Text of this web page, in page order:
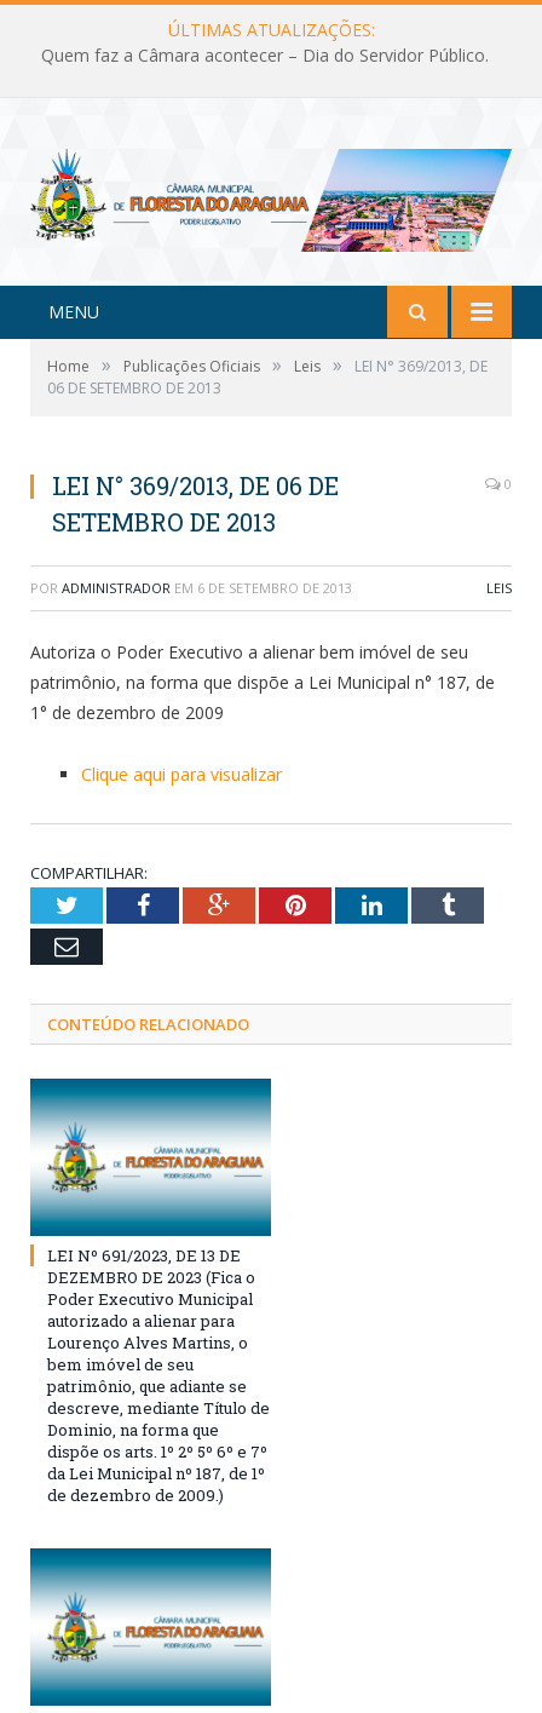
ÚLTIMAS ATUALIZAÇÕES:
Quem faz a Câmara acontecer – Dia do Servidor Público.
MENU
Home » Publicações Oficiais » Leis »
LEI N° 369/2013, DE
06 DE SETEMBRO DE 2013
LEI N° 369/2013, DE 06 DE
SETEMBRO DE 2013
0
POR ADMINISTRADOR EM 6 DE SETEMBRO DE 2013 LEIS
Autoriza o Poder Executivo a alienar bem imóvel de seu
patrimônio, na forma que dispõe a Lei Municipal n° 187, de
1° de dezembro de 2009
Clique aqui para visualizar
COMPARTILHAR:
TwitterFacebookGoogle+PinterestLinkedInTumblr
Email
CONTEÚDO RELACIONADO
LEI Nº 691/2023, DE 13 DE
DEZEMBRO DE 2023 (Fica o
Poder Executivo Municipal
autorizado a alienar para
Lourenço Alves Martins, o
bem imóvel de seu
patrimônio, que adiante se
descreve, mediante Título de
Dominio, na forma que
dispõe os arts. 1º 2º 5º 6º e 7º
da Lei Municipal nº 187, de 1º
de dezembro de 2009.)